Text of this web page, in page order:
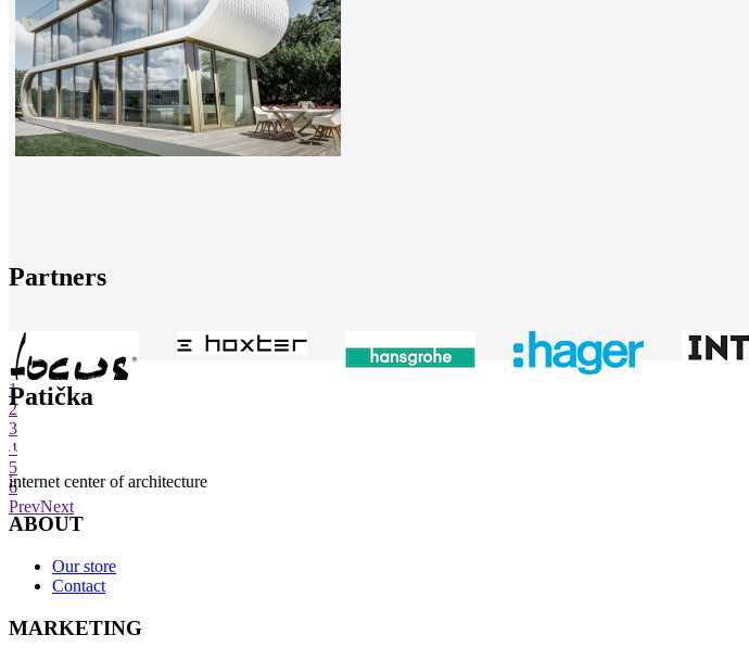
Partners
1
2
3
4
5
6
PrevNext
Patička
internet center of architecture
ABOUT
Our store
Contact
MARKETING